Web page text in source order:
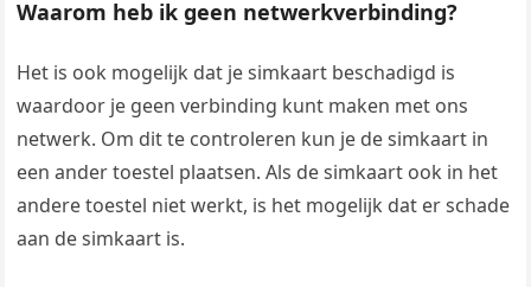
Waarom heb ik geen netwerkverbinding?
Het is ook mogelijk dat je simkaart beschadigd is
waardoor je geen verbinding kunt maken met ons
netwerk. Om dit te controleren kun je de simkaart in
een ander toestel plaatsen. Als de simkaart ook in het
andere toestel niet werkt, is het mogelijk dat er schade
aan de simkaart is.